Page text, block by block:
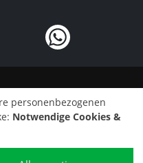
Kontakt
Impressum
personenbezogenen
Notwendige Cookies &